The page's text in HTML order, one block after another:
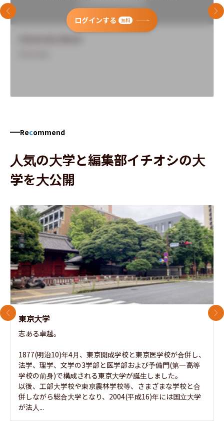
ログインする 無料
前のスライド 次
Recommend
人気の大学と編集部イチオシの大
学を大公開
東京大学
志ある卓越。
1877(明治10)年4月、東京開成学校と東京医学校が合併し、
法学、理学、文学の3学部と医学部および予備門(第一高等
学校の前身)で構成される東京大学が誕生しました。
以後、工部大学校や東京農林学校等、さまざまな学校と合
併しながら総合大学となり、2004(平成16)年には国立大学
が法人...
前のスライド 次